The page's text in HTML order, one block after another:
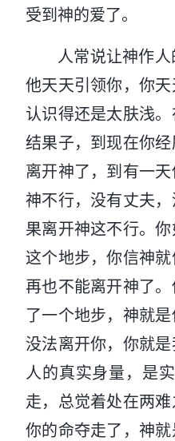
受到神的爱了。
人常说让神作
他天天引领你，你
认识得还是太肤浅
结果子，到现在你
离开神了，到有一
神不行，没有丈夫
果离开神这不行。
这个地步，你信神
再也不能离开神了
了一个地步，神就
没法离开你，你就
人的真实身量，是
走，总觉着处在两
你的命夺走了，神